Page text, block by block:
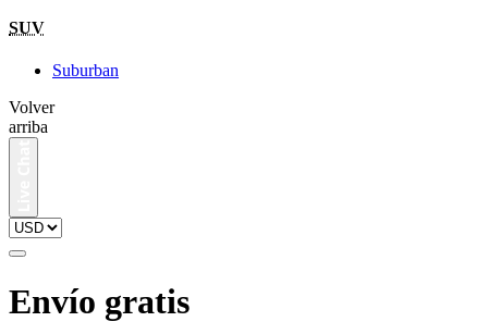
SUV
Suburban
Volver
arriba
Envío gratis